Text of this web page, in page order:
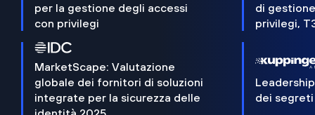
per la gestione degli accessi
con privilegi
di
privilegi,
MarketScape: Valutazione
globale dei fornitori di soluzioni
integrate per la sicurezza delle
dei segreti